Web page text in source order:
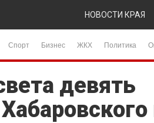
НОВОСТИ КРАЯ
Спорт Бизнес ЖКХ Политика
девять